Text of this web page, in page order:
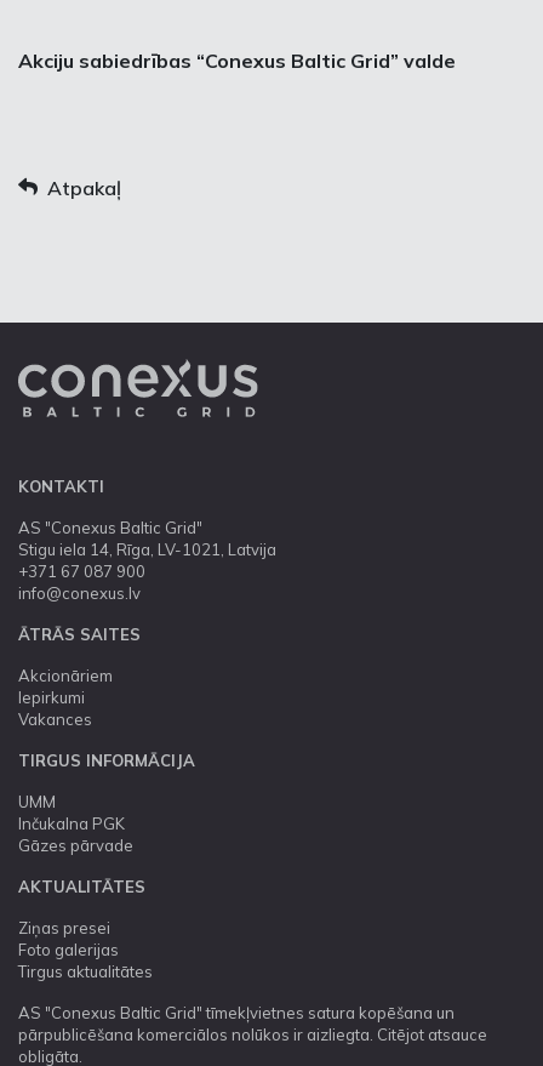
Akciju sabiedrības “Conexus Baltic Grid” valde
Atpakaļ
KONTAKTI
AS "Conexus Baltic Grid"
Stigu iela 14, Rīga, LV-1021, Latvija
+371 67 087 900
info@conexus.lv
ĀTRĀS SAITES
Akcionāriem
Iepirkumi
Vakances
TIRGUS INFORMĀCIJA
UMM
Inčukalna PGK
Gāzes pārvade
AKTUALITĀTES
Ziņas presei
Foto galerijas
Tirgus aktualitātes
AS "Conexus Baltic Grid" tīmekļvietnes satura kopēšana un
pārpublicēšana komerciālos nolūkos ir aizliegta. Citējot atsauce
obligāta.